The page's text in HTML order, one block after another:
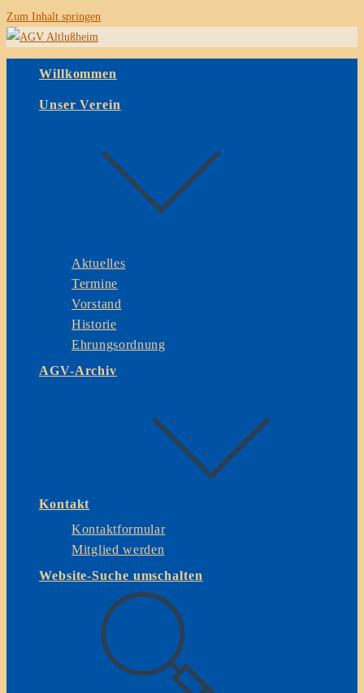
Zum Inhalt springen
Willkommen
Unser Verein
Aktuelles
Termine
Vorstand
Historie
Ehrungsordnung
AGV-Archiv
Kontakt
Kontaktformular
Mitglied werden
Website-Suche umschalten